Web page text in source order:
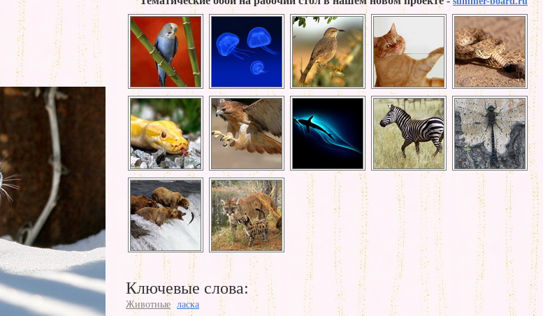
Ключевые слова:
Животные ласка